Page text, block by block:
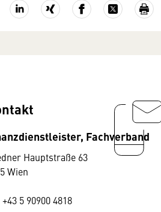
Fachverband
Hauptstraße 63
Wien
+43 5 90900 4818